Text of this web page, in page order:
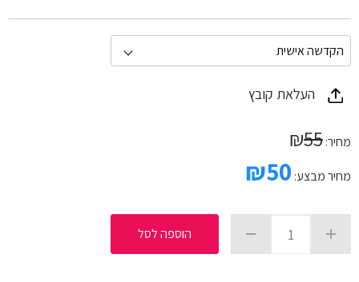
העלאת קובץ
מחיר: ₪55
מחיר מבצע: ₪50
הוספה לסל